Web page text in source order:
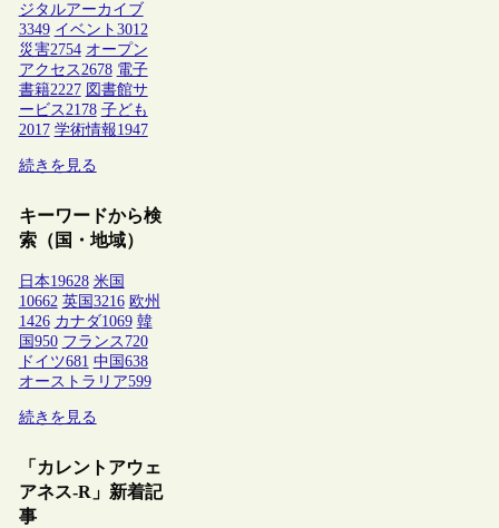
ジタルアーカイブ
3349 イベント 3012
災害2754 オープン
アクセス2678 電子
書籍2227 図書館サ
ービス2178 子ども
2017 学術情報1947
続きを見る
キーワードから検
索（国・地域）
日本19628 米国
10662 英国3216 欧州
1426 カナダ1069 韓
国950 フランス 720
ドイツ681 中国638
オーストラリア599
続きを見る
「カレントアウェ
アネス-R」新着記
事